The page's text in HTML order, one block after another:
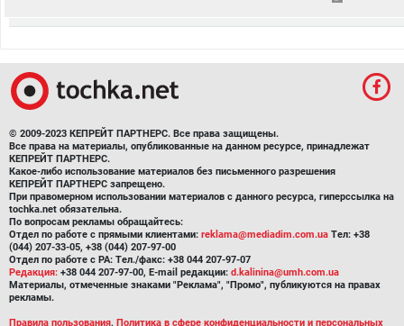
© 2009-2023 КЕПРЕЙТ ПАРТНЕРС. Все права защищены.
Все права на материалы, опубликованные на данном ресурсе, принадлежат
КЕПРЕЙТ ПАРТНЕРС.
Какое-либо использование материалов без письменного разрешения
КЕПРЕЙТ ПАРТНЕРС запрещено.
При правомерном использовании материалов с данного ресурса, гиперссылка на
tochka.net обязательна.
По вопросам рекламы обращайтесь:
Отдел по работе с прямыми клиентами: reklama@mediadim.com.ua Тел: +38
(044) 207-33-05, +38 (044) 207-97-00
Отдел по работе с РА: Тел./факс: +38 044 207-97-07
Редакция: +38 044 207-97-00, E-mail редакции: d.kalinina@umh.com.ua
Материалы, отмеченные знаками "Реклама", "Промо", публикуются на правах
рекламы.
Правила пользования, Политика в сфере конфиденциальности и персональных